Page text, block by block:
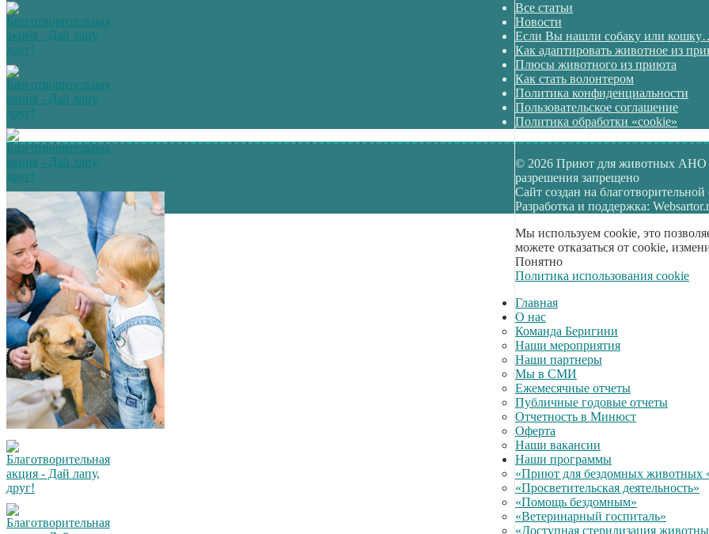
Все статьи
Новости
Если Вы нашли собаку или
Как адаптировать животное из
Плюсы животного из приюта
Как стать волонтером
Политика конфиденциальности
Пользовательское соглашение
Политика обработки «cookie»
© 2026 Приют для животных АНО
разрешения запрещено
Сайт создан на благотворительной
Разработка и поддержка:
Мы используем cookie, это
можете отказаться от cookie,
Понятно
Политика использования cookie
Главная
О нас
Команда Беригини
Наши мероприятия
Наши партнеры
Мы в СМИ
Ежемесячные отчеты
Публичные годовые отчеты
Отчетность в Минюст
Оферта
Наши вакансии
Наши программы
«Приют для бездомных животных
«Просветительская деятельность»
«Помощь бездомным»
«Ветеринарный госпиталь»
«Доступная стерилизация